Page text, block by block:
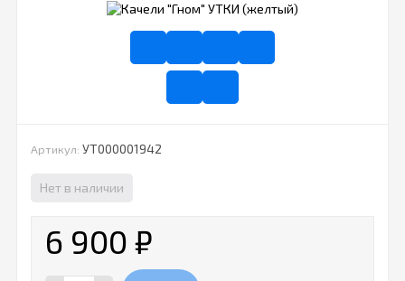
Артикул: УТ000001942
Нет в наличии
6 900 ₽